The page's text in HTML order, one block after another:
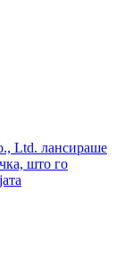
Ltd. лансираше
што го